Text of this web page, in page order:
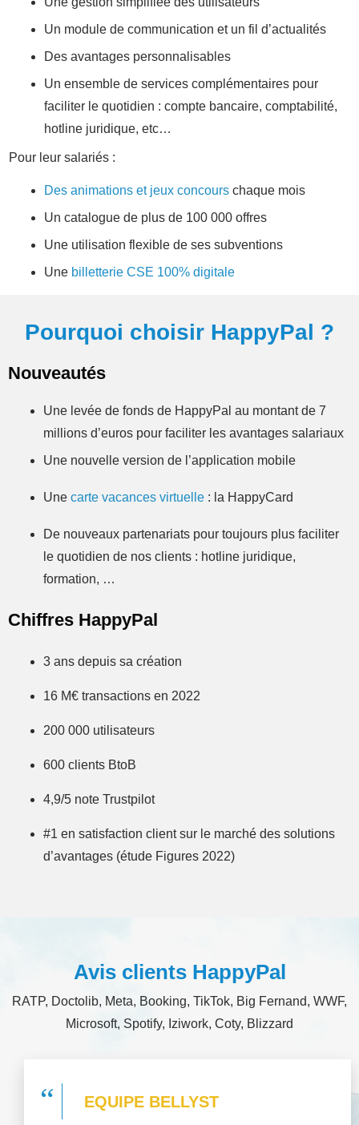
Un module de communication et un fil d’actualités
Des avantages personnalisables
Un ensemble de services complémentaires pour
faciliter le quotidien : compte bancaire, comptabilité,
hotline juridique, etc…
Pour leur salariés :
Des animations et jeux concours chaque mois
Un catalogue de plus de 100 000 offres
Une utilisation flexible de ses subventions
Une billetterie CSE 100% digitale
Pourquoi choisir HappyPal ?
Nouveautés
Une levée de fonds de HappyPal au montant de 7
millions d’euros pour faciliter les avantages salariaux
Une nouvelle version de l’application mobile
Une carte vacances virtuelle : la HappyCard
De nouveaux partenariats pour toujours plus faciliter
le quotidien de nos clients : hotline juridique,
formation, …
Chiffres HappyPal
3 ans depuis sa création
16 M€ transactions en 2022
200 000 utilisateurs
600 clients BtoB
4,9/5 note Trustpilot
#1 en satisfaction client sur le marché des solutions
d’avantages (étude Figures 2022)
Avis clients HappyPal
RATP, Doctolib, Meta, Booking, TikTok, Big Fernand, WWF,
Microsoft, Spotify, Iziwork, Coty, Blizzard
“ EQUIPE BELLYST